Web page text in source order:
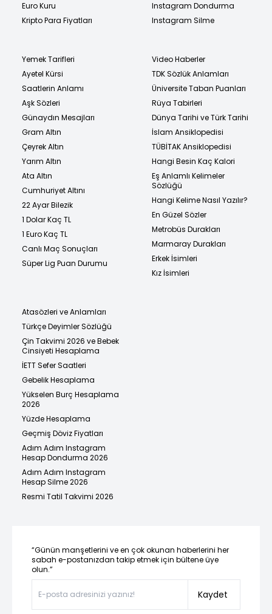
Euro Kuru
Kripto Para Fiyatları
Instagram Dondurma
Instagram Silme
Yemek Tarifleri
Ayetel Kürsi
Saatlerin Anlamı
Aşk Sözleri
Günaydın Mesajları
Gram Altın
Çeyrek Altın
Yarım Altın
Ata Altın
Cumhuriyet Altını
22 Ayar Bilezik
1 Dolar Kaç TL
1 Euro Kaç TL
Canlı Maç Sonuçları
Süper Lig Puan Durumu
Video Haberler
TDK Sözlük Anlamları
Üniversite Taban Puanları
Rüya Tabirleri
Dünya Tarihi ve Türk Tarihi
İslam Ansiklopedisi
TÜBİTAK Ansiklopedisi
Hangi Besin Kaç Kalori
Eş Anlamlı Kelimeler
Sözlüğü
Hangi Kelime Nasıl Yazılır?
En Güzel Sözler
Metrobüs Durakları
Marmaray Durakları
Erkek İsimleri
Kız İsimleri
Atasözleri ve Anlamları
Türkçe Deyimler Sözlüğü
Çin Takvimi 2026 ve Bebek
Cinsiyeti Hesaplama
İETT Sefer Saatleri
Gebelik Hesaplama
Yükselen Burç Hesaplama
2026
Yüzde Hesaplama
Geçmiş Döviz Fiyatları
Adım Adım Instagram
Hesap Dondurma 2026
Adım Adım Instagram
Hesap Silme 2026
Resmi Tatil Takvimi 2026
“Günün manşetlerini ve en çok okunan haberlerini her
sabah e-postanızdan takip etmek için bültene üye
olun.”
Kaydet